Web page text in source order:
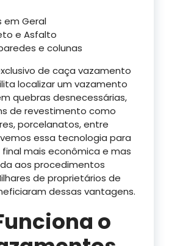
em Geral
e Asfalto
e colunas
de caça vazamento
localizar um vazamento
quebras desnecessárias,
de revestimento como
porcelanatos, entre
essa tecnologia para
mais econômica e mas
aos procedimentos
de proprietários de
dessas vantagens.
o